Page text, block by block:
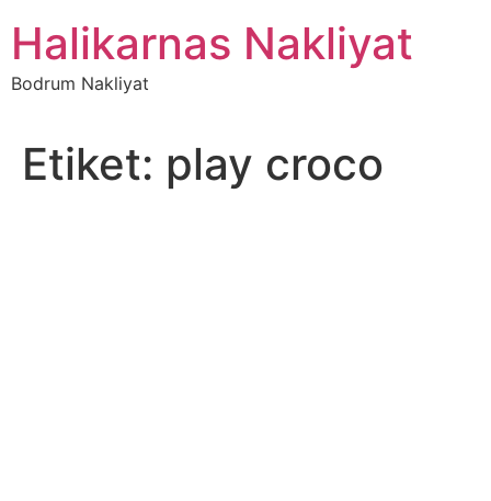
atlaHalikarnas Nakliyat
Bodrum Nakliyat
Etiket: play croco